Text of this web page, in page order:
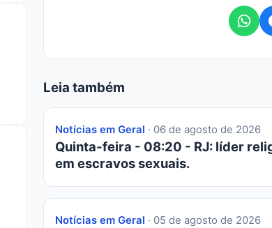
Leia também
Notícias em Geral · 06 de agosto de 2026
Quinta-feira - 08:20 - RJ: líder
em escravos sexuais.
Notícias em Geral · 05 de agosto de 2026